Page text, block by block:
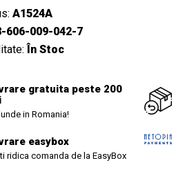
A1524A
606-009-042-7
În Stoc
gratuita peste 200
in Romania!
easybox
ridica comanda de la EasyBox